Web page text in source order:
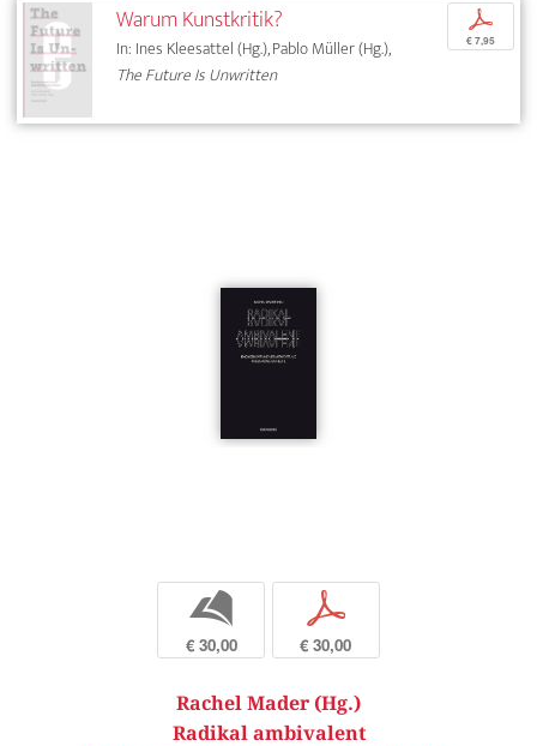
Warum Kunstkritik?
In: Ines Kleesattel (Hg.), Pablo Müller (Hg.),
The Future Is Unwritten
p
€ 7,95
b
€ 30,00
p
€ 30,00
Rachel Mader (Hg.)
Radikal ambivalent